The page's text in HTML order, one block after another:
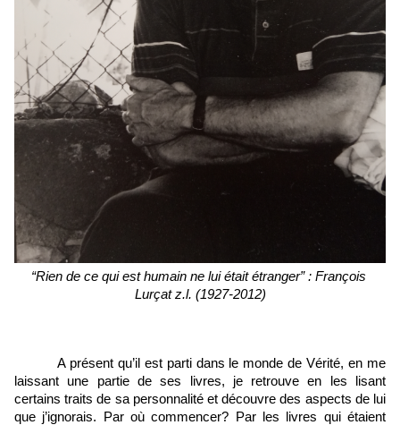
“Rien de ce qui est humain ne lui était étranger” : François
Lurçat z.l. (1927-2012)
A présent qu’il est parti dans le monde de Vérité, en me
laissant une partie de ses livres, je retrouve en les lisant
certains traits de sa personnalité et découvre des aspects de lui
que j’ignorais. Par où commencer? Par les livres qui étaient